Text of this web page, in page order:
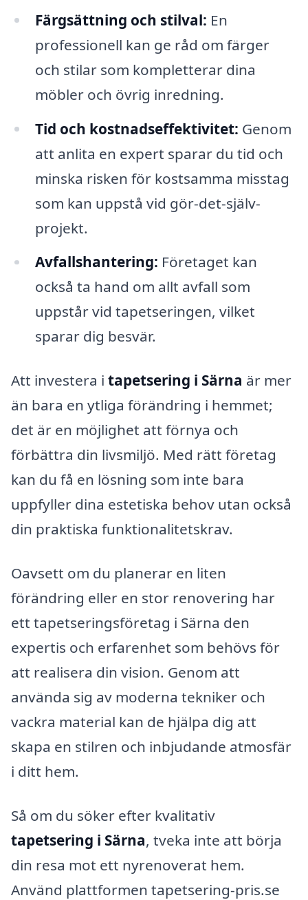
Färgsättning och stilval: En
professionell kan ge råd om färger
och stilar som kompletterar dina
möbler och övrig inredning.
Tid och kostnadseffektivitet: Genom
att anlita en expert sparar du tid och
minska risken för kostsamma misstag
som kan uppstå vid gör-det-själv-
projekt.
Avfallshantering: Företaget kan
också ta hand om allt avfall som
uppstår vid tapetseringen, vilket
sparar dig besvär.
Att investera i tapetsering i Särna är mer
än bara en ytliga förändring i hemmet;
det är en möjlighet att förnya och
förbättra din livsmiljö. Med rätt företag
kan du få en lösning som inte bara
uppfyller dina estetiska behov utan också
din praktiska funktionalitetskrav.
Oavsett om du planerar en liten
förändring eller en stor renovering har
ett tapetseringsföretag i Särna den
expertis och erfarenhet som behövs för
att realisera din vision. Genom att
använda sig av moderna tekniker och
vackra material kan de hjälpa dig att
skapa en stilren och inbjudande atmosfär
i ditt hem.
Så om du söker efter kvalitativ
tapetsering i Särna, tveka inte att börja
din resa mot ett nyrenoverat hem.
Använd plattformen tapetsering-pris.se